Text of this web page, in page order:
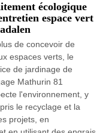
écologique
espace vert
de concevoir de
espaces verts, le
de jardinage de
Mathurin 81
l'environnement, y
le recyclage et la
projets, en